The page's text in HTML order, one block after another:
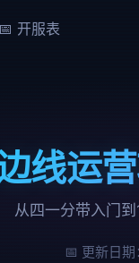
📅 开服表
线运
从四一分带入门
📅 更新日